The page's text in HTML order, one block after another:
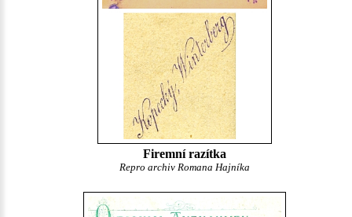
Firemní razítka
Repro archiv Romana Hajníka